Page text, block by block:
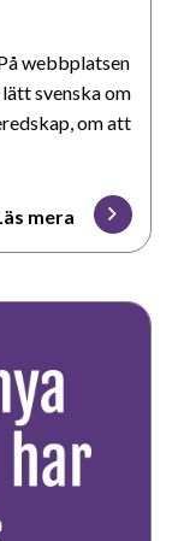
webbplatsen
svenska om
om att
mera